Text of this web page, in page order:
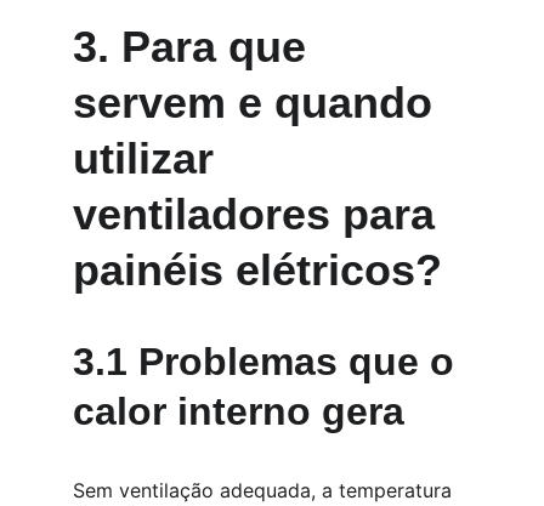
3. Para que
servem e quando
utilizar
ventiladores para
painéis elétricos?
3.1 Problemas que o
calor interno gera
Sem ventilação adequada, a temperatura